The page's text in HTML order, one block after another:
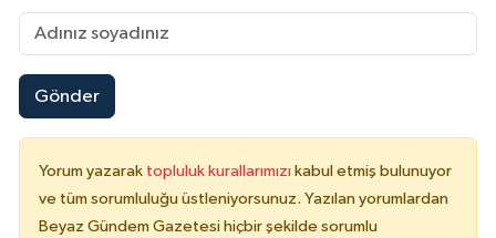
Gönder
Yorum yazarak topluluk kurallarımızı kabul etmiş bulunuyor
ve tüm sorumluluğu üstleniyorsunuz. Yazılan yorumlardan
Beyaz Gündem Gazetesi hiçbir şekilde sorumlu